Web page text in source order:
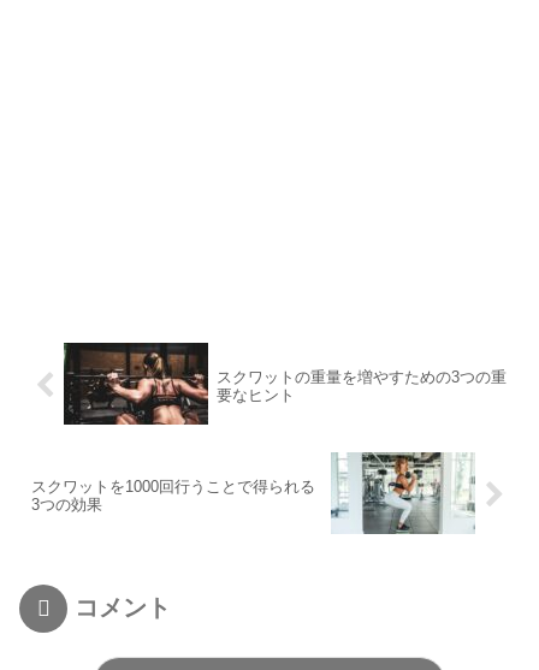
スクワットの重量を増やすための3つの重
要なヒント
スクワットを1000回行うことで得られる
3つの効果
コメント